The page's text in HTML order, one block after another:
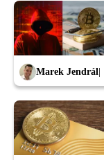
Marek Jendrál